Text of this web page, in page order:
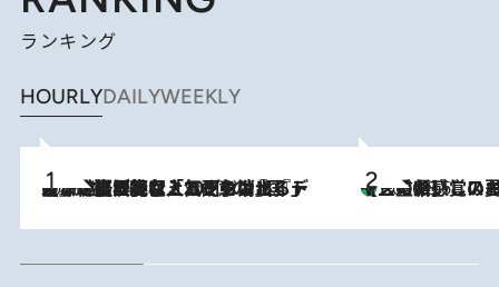
ランキング
HOURLYDAILYWEEKLY
2026.8.5
【なぜ吉沢亮は「気配を消せる」のか？】興行収入208億の『国宝』を経て挑むミュージカル『ディア・エヴァン・ハンセン』。トップ俳優が舞台上でさらけ出した“孤独”とは 2026.8.6
【三重県】この夏絶対食べたい 冷やしておいしいおやつ3選 お餅×